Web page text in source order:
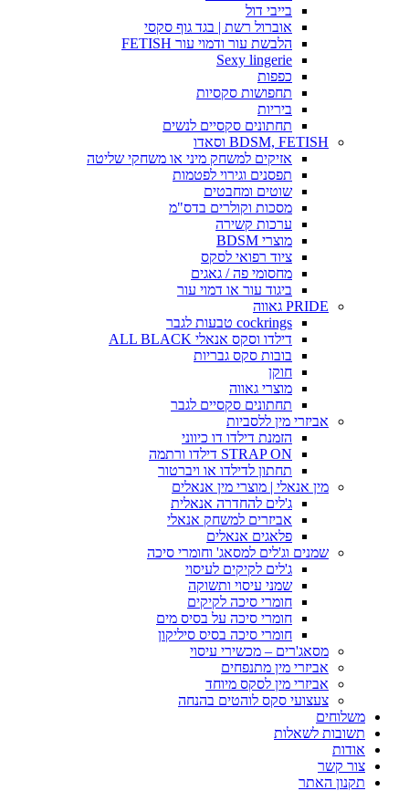
בייבי דול
אוברול רשת | בגד גוף סקסי
הלבשת עור ודמוי עור FETISH
Sexy lingerie
כפפות
תחפושות סקסיות
ביריות
תחתונים סקסיים לנשים
BDSM, FETISH וסאדו
אזיקים למשחק מיני או משחקי שליטה
תפסנים וגירוי לפטמות
שוטים ומחבטים
מסכות וקולרים בדס"מ
ערכות קשירה
מוצרי BDSM
ציוד רפואי לסקס
מחסומי פה / גאגים
ביגוד עור או דמוי עור
PRIDE גאווה
cockrings טבעות לגבר
דילדו וסקס אנאלי ALL BLACK
בובות סקס גבריות
חוקן
מוצרי גאווה
תחתונים סקסיים לגבר
אביזרי מין ללסביות
הזמנת דילדו דו כיווני
STRAP ON דילדו ורתמה
תחתון לדילדו או ויברטור
מין אנאלי | מוצרי מין אנאלים
ג'לים להחדרה אנאלית
אביזרים למשחק אנאלי
פלאגים אנאלים
שמנים וג'לים למסאג' וחומרי סיכה
ג'לים לקיקים לעיסוי
שמני עיסוי ותשוקה
חומרי סיכה לקיקים
חומרי סיכה על בסיס מים
חומרי סיכה בסיס סיליקון
מסאג'רים – מכשירי עיסוי
אביזרי מין מתנפחים
אביזרי מין לסקס מיוחד
צעצועי סקס לוהטים בהנחה
משלוחים
תשובות לשאלות
אודות
צור קשר
תקנון האתר